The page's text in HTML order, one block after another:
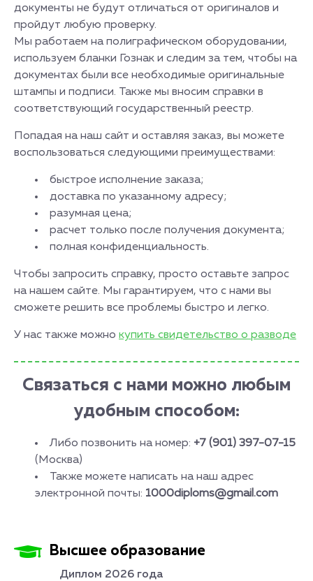
документы не будут отличаться от оригиналов и
пройдут любую проверку.
Мы работаем на полиграфическом оборудовании,
используем бланки Гознак и следим за тем, чтобы на
документах были все необходимые оригинальные
штампы и подписи. Также мы вносим справки в
соответствующий государственный реестр.
Попадая на наш сайт и оставляя заказ, вы можете
воспользоваться следующими преимуществами:
быстрое исполнение заказа;
доставка по указанному адресу;
разумная цена;
расчет только после получения документа;
полная конфиденциальность.
Чтобы запросить справку, просто оставьте запрос
на нашем сайте. Мы гарантируем, что с нами вы
сможете решить все проблемы быстро и легко.
У нас также можно купить свидетельство о разводе
Связаться с нами можно любым
удобным способом:
Либо позвонить на номер: +7 (901) 397-07-15
(Москва)
Также можете написать на наш адрес
электронной почты: 1000diploms@gmail.com
Высшее образование
Диплом 2026 года